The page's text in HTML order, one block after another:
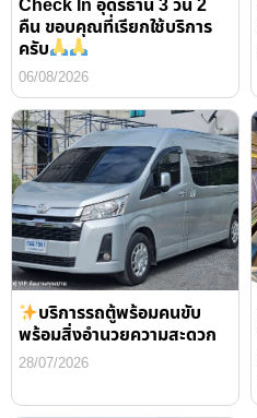
คืน ขอบคุณที่เรียกใช้บริการ
ครับ
06/08/2026
บริการรถตู้พร้อมคนขับ
พร้อมสิ่งอำนวยความสะดวก
28/07/2026